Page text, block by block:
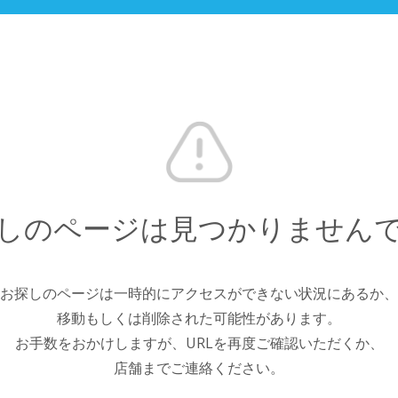
のページは見つかりません
お探しのページは一時的にアクセスができない状況にあるか、
移動もしくは削除された可能性があります。
お手数をおかけしますが、URLを再度ご確認いただくか、
店舗までご連絡ください。